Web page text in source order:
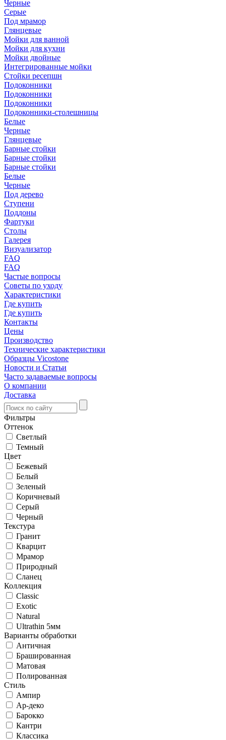
Черные
Серые
Под мрамор
Глянцевые
Мойки для ванной
Мойки для кухни
Мойки двойные
Интегрированные мойки
Стойки ресепшн
Подоконники
Подоконники
Подоконники
Подоконники-столешницы
Белые
Черные
Глянцевые
Барные стойки
Барные стойки
Барные стойки
Белые
Черные
Под дерево
Ступени
Поддоны
Фартуки
Столы
Галерея
Визуализатор
FAQ
FAQ
Частые вопросы
Советы по уходу
Характеристики
Где купить
Где купить
Контакты
Цены
Производство
Технические характеристики
Образцы Vicostone
Новости и Статьи
Часто задаваемые вопросы
О компании
Доставка
Фильтры
Оттенок
Светлый
Темный
Цвет
Бежевый
Белый
Зеленый
Коричневый
Серый
Черный
Текстура
Гранит
Кварцит
Мрамор
Природный
Сланец
Коллекция
Classic
Exotic
Natural
Ultrathin 5мм
Варианты обработки
Античная
Брашированная
Матовая
Полированная
Стиль
Ампир
Ар-деко
Барокко
Кантри
Классика